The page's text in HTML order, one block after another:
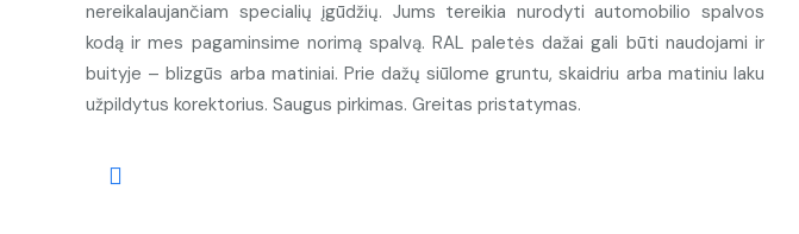
nereikalaujančiam specialių įgūdžių. Jums tereikia nurodyti automobilio spalvos
kodą ir mes pagaminsime norimą spalvą. RAL paletės dažai gali būti naudojami ir
buityje – blizgūs arba matiniai. Prie dažų siūlome gruntu, skaidriu arba matiniu laku
užpildytus korektorius. Saugus pirkimas. Greitas pristatymas.